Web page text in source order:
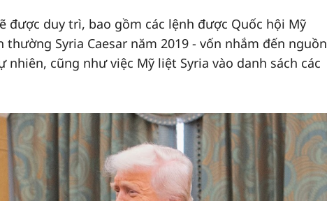
được duy trì, bao gồm các lệnh được Quốc hội Mỹ
Syria Caesar năm 2019 - vốn nhắm đến nguồn
cũng như việc Mỹ liệt Syria vào danh sách các